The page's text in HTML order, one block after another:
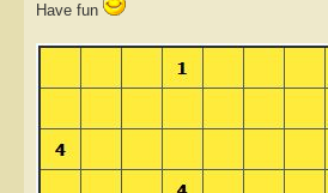
Have fun